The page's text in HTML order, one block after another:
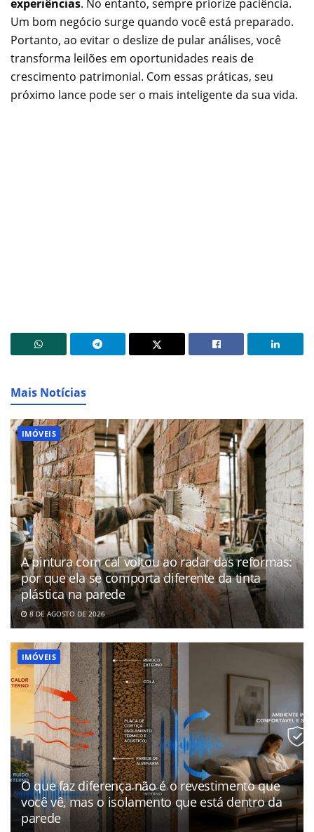
experiências. No entanto, sempre priorize paciência.
Um bom negócio surge quando você está preparado.
Portanto, ao evitar o deslize de pular análises, você
transforma leilões em oportunidades reais de
crescimento patrimonial. Com essas práticas, seu
próximo lance pode ser o mais inteligente da sua vida.
Mais Notícias
IMÓVEIS
A pintura com cal voltou ao radar das reformas:
por que ela se comporta diferente da tinta
plástica na parede
8 DE AGOSTO DE 2026
IMÓVEIS
O que faz diferença não é o revestimento que
você vê, mas o isolamento que está dentro da
parede